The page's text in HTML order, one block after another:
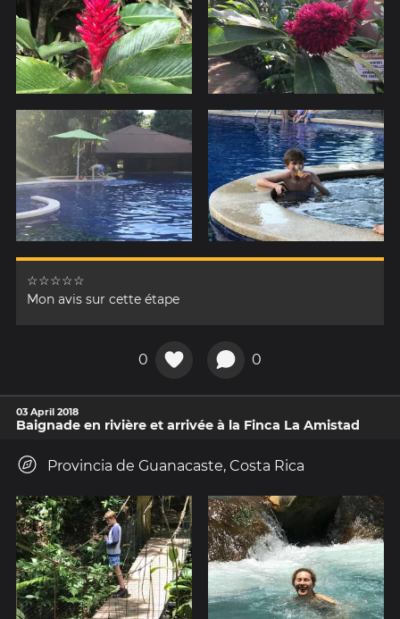
☆☆☆☆☆
Mon avis sur cette étape
0 0
03 April 2018
Baignade en rivière et arrivée à la Finca La Amistad
Provincia de Guanacaste, Costa Rica